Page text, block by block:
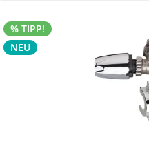
% TIPP!
NEU